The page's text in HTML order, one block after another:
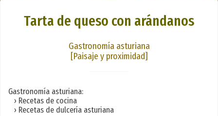
Tarta de queso con arándanos
Gastronomía asturiana
[Paisaje y proximidad]
Gastronomía asturiana:
› Recetas de cocina
› Recetas de dulcería asturiana